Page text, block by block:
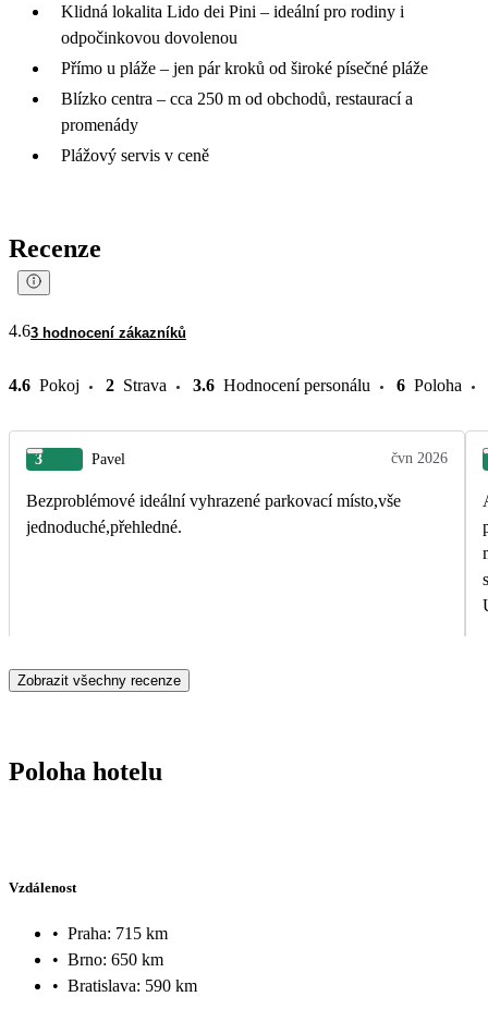
Klidná lokalita Lido dei Pini – ideální pro rodiny i
odpočinkovou dovolenou
Přímo u pláže – jen pár kroků od široké písečné pláže
Blízko centra – cca 250 m od obchodů, restaurací a
promenády
Plážový servis v ceně
Recenze
4.63 hodnocení zákazníků
4.6 Pokoj 2 Strava 3.6 Hodnocení personálu 6 Poloha
3 Pavel čvn 2026
Bezproblémové ideální vyhrazené parkovací místo,vše
jednoduché,přehledné.
Zobrazit všechny recenze
Poloha hotelu
Vzdálenost
• Praha: 715 km
• Brno: 650 km
• Bratislava: 590 km